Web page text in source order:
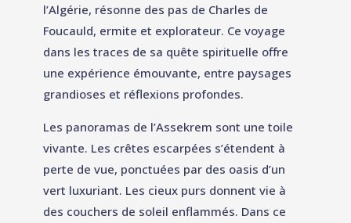
l’Algérie, résonne des pas de Charles de
Foucauld, ermite et explorateur. Ce voyage
dans les traces de sa quête spirituelle offre
une expérience émouvante, entre paysages
grandioses et réflexions profondes.
Les panoramas de l’Assekrem sont une toile
vivante. Les crêtes escarpées s’étendent à
perte de vue, ponctuées par des oasis d’un
vert luxuriant. Les cieux purs donnent vie à
des couchers de soleil enflammés. Dans ce